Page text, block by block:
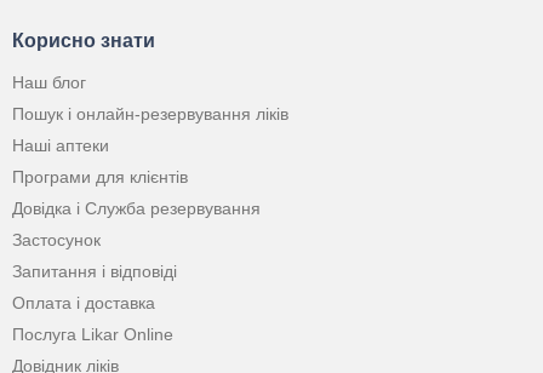
Корисно знати
Наш блог
Пошук і онлайн-резервування ліків
Наші аптеки
Програми для клієнтів
Довідка і Служба резервування
Застосунок
Запитання і відповіді
Оплата і доставка
Послуга Likar Online
Довідник ліків